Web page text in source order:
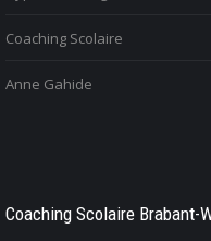
Coaching Scolaire
Anne Gahide
Coaching Scolaire Brabant-